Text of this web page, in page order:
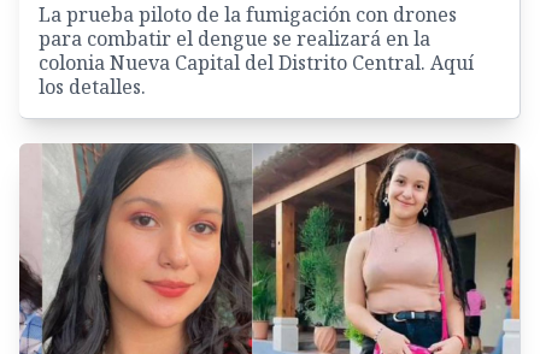
La prueba piloto de la fumigación con drones
para combatir el dengue se realizará en la
colonia Nueva Capital del Distrito Central. Aquí
los detalles.